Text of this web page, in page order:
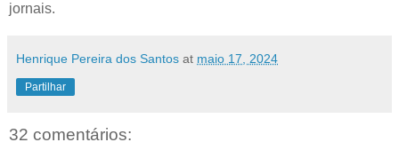
jornais.
Henrique Pereira dos Santos at maio 17, 2024
Partilhar
32 comentários: